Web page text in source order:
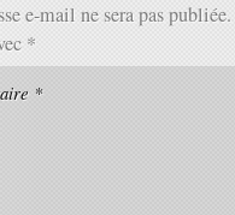
e-mail ne sera pas publiée.
*